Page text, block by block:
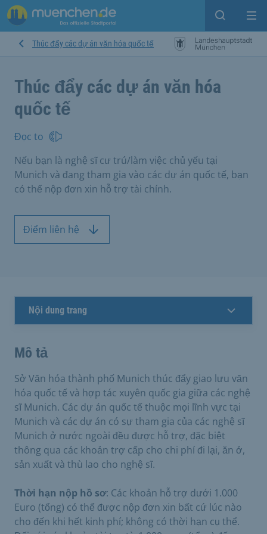
Open
Thúc đẩy các dự án văn hóa quốc tế
Thúc đẩy các dự án văn hóa
quốc tế
Đọc to
Nếu bạn là nghệ sĩ cư trú/làm việc chủ yếu tại
Munich và đang tham gia vào các dự án quốc tế, bạn
có thể nộp đơn xin hỗ trợ tài chính.
Điểm liên hệ
Nội dung trang
Mô tả
Sở Văn hóa thành phố Munich thúc đẩy giao lưu văn
hóa quốc tế và hợp tác xuyên quốc gia giữa các nghệ
sĩ Munich. Các dự án quốc tế thuộc mọi lĩnh vực tại
Munich và các dự án có sự tham gia của các nghệ sĩ
Munich ở nước ngoài đều được hỗ trợ, đặc biệt
thông qua các khoản trợ cấp cho chi phí đi lại, ăn ở,
sản xuất và thù lao cho nghệ sĩ.
Thời hạn nộp hồ sơ: Các khoản hỗ trợ dưới 1.000
Euro (tổng) có thể được nộp đơn xin bất cứ lúc nào
cho đến khi hết kinh phí; không có thời hạn cụ thể.